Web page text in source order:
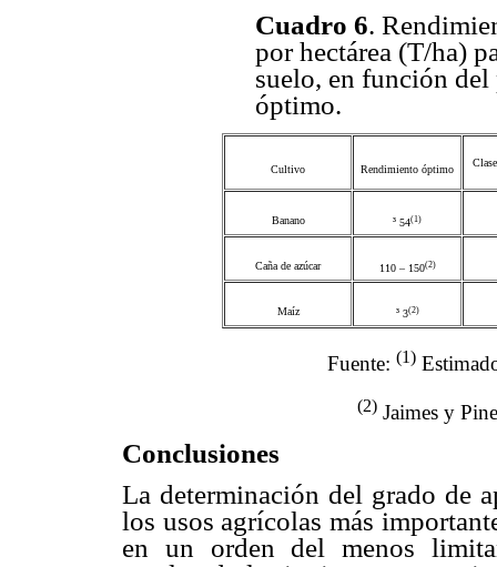
Cuadro 6.
por hectárea (T/ha)
suelo, en función
óptimo.
Cultivo Rendimiento óptimo
Banano ³ 54(1)
Caña de azúcar 110 – 150(2)
Maíz ³3(2)
Fuente: (1)
(2) Jaimes y
Conclusiones
La determinación del grado de
los usos agrícolas más
en un orden del menos